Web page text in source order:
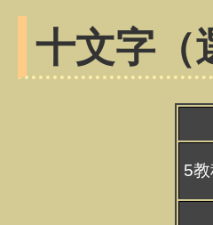
十文字（
5